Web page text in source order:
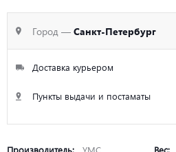
Город — Санкт-Петербург
Доставка курьером
Пункты выдачи и постаматы
Производитель: YMC Вес: